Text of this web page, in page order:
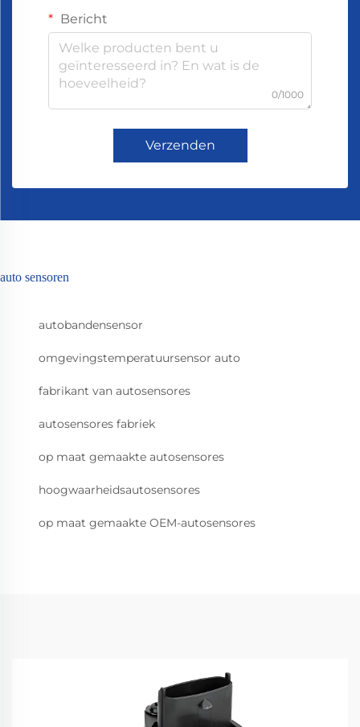
Bericht
0/1000
Verzenden
auto sensoren
autobandensensor
omgevingstemperatuursensor auto
fabrikant van autosensores
autosensores fabriek
op maat gemaakte autosensores
hoogwaarheidsautosensores
op maat gemaakte OEM-autosensores